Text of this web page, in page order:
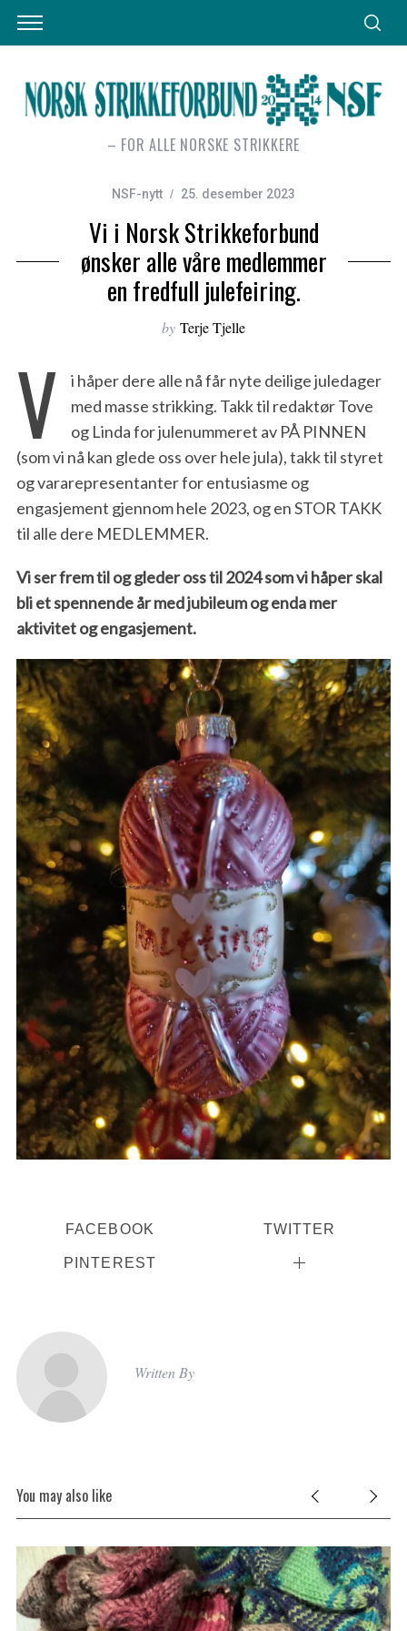
– FOR ALLE NORSKE STRIKKERE
NSF-nytt 25. desember 2023
Vi i Norsk Strikkeforbund
ønsker alle våre medlemmer
en fredfull julefeiring.
by Terje Tjelle
V
i håper dere alle nå får nyte deilige juledager
med masse strikking. Takk til redaktør Tove
og Linda for julenummeret av PÅ PINNEN
(som vi nå kan glede oss over hele jula), takk til styret
og vararepresentanter for entusiasme og
engasjement gjennom hele 2023, og en STOR TAKK
til alle dere MEDLEMMER.
Vi ser frem til og gleder oss til 2024 som vi håper skal
bli et spennende år med jubileum og enda mer
aktivitet og engasjement.
FACEBOOK TWITTER
PINTEREST
Written By
You may also like
S
e